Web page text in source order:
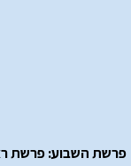
פרשת השבוע: פרשת